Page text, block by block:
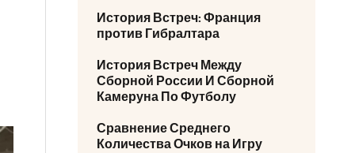
История Встреч: Франция
против Гибралтара
История Встреч Между
Сборной России И Сборной
Камеруна По Футболу
Сравнение Среднего
Количества Очков на Игру